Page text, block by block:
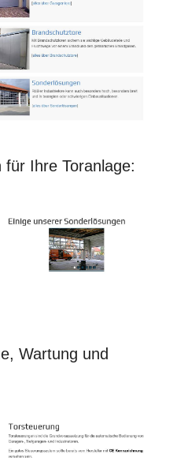
für Ihre Toranlage:
Wartung und